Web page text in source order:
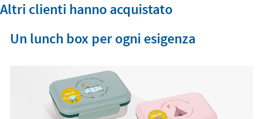
Altri clienti hanno acquistato
Un lunch box per ogni esigenza